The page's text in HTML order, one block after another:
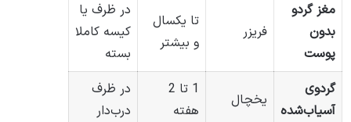
مغز گردو
بدون
پوست
فریزر
تا یکسال
و بیشتر
در ظرف یا
کیسه کاملا
بسته
گردوی
آسیاب‌شده
یخچال
1 تا 2
هفته
در ظرف
درب‌دار